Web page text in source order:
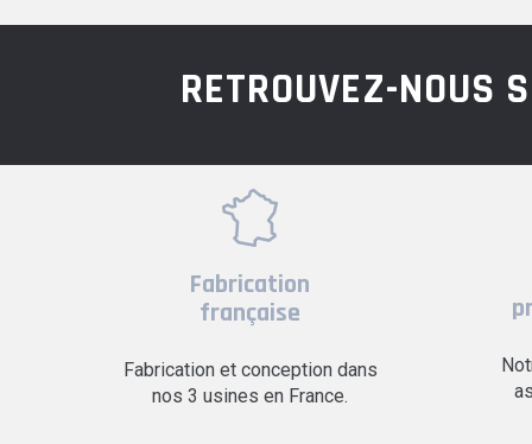
RETROUVEZ-NOUS
Fabrication
française
Fabrication et conception dans
nos 3 usines en France.